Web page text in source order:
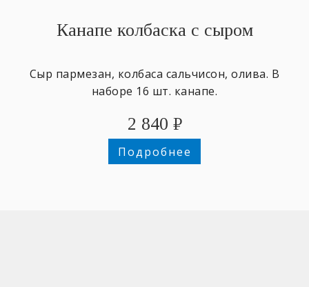
Канапе колбаска с сыром
Сыр пармезан, колбаса сальчисон, олива. В
наборе 16 шт. канапе.
2 840 ₽
Подробнее